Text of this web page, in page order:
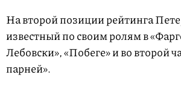
На второй позиции рейтинга
известный по своим ролям в
Лебовски», «Побеге» и во второй
парней».